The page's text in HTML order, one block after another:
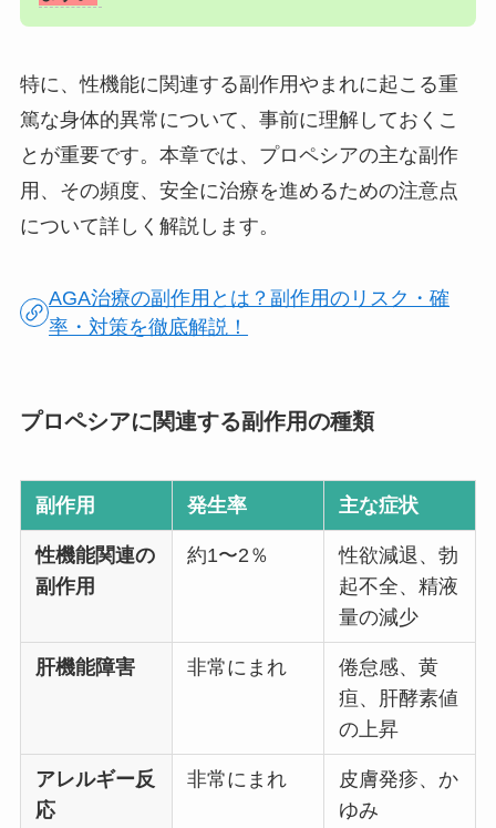
特に、性機能に関連する副作用やまれに起こる重
篤な身体的異常について、事前に理解しておくこ
とが重要です。本章では、プロペシアの主な副作
用、その頻度、安全に治療を進めるための注意点
について詳しく解説します。
AGA治療の副作用とは？副作用のリスク・確
率・対策を徹底解説！
プロペシアに関連する副作用の種類
副作用 発生率 主な症状
性機能関連の
副作用
約1〜2％
性欲減退、勃
起不全、精液
量の減少
肝機能障害 非常にまれ
倦怠感、黄
疸、肝酵素値
の上昇
アレルギー反
応
非常にまれ
皮膚発疹、か
ゆみ